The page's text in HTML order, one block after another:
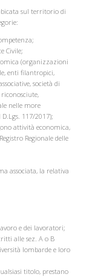
sul territorio di
Civile;
(organizzazioni
enti filantropici,
società di
nelle more
117/2017);
attività economica,
Regionale delle
associata, la relativa
e dei lavoratori;
alle sez. A o B
lombarde e loro
titolo, prestano